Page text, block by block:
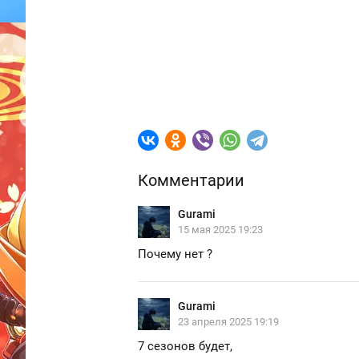
Комментарии
Gurami
15 мая 2025 19:23
Почему нет ?
Gurami
23 апреля 2025 19:19
7 сезонов будет,